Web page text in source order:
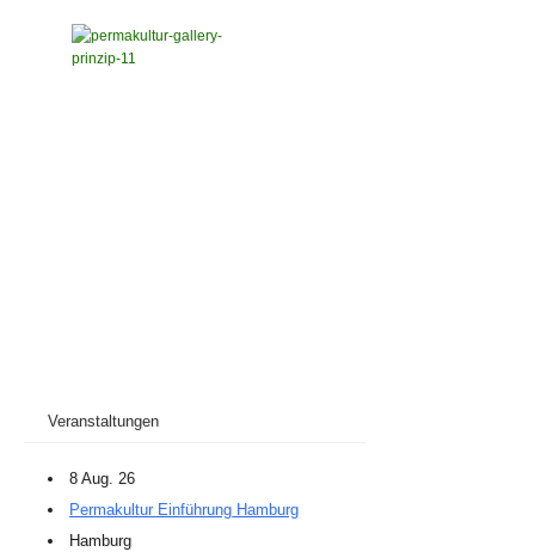
Veranstaltungen
8 Aug. 26
Permakultur Einführung Hamburg
Hamburg